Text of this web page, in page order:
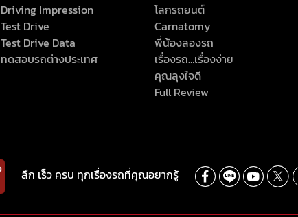
Driving Impression
Test Drive
Test Drive Data
ทดสอบรถต่างประเทศ
โลกรถยนต์
Carnatomy
พี่น้องลองรถ
เรื่องรถ…เรื่องง่าย
คุณลุงใจดี
Full Review
ลึก เร็ว ครบ ทุกเรื่องรถที่คุณอยากรู้